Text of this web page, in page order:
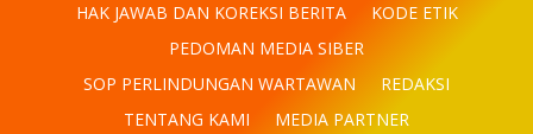
HAK JAWAB DAN KOREKSI BERITA
KODE ETIK
PEDOMAN MEDIA SIBER
SOP PERLINDUNGAN WARTAWAN
REDAKSI
TENTANG KAMI
MEDIA PARTNER